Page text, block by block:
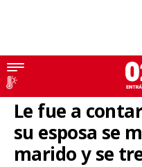
Infidelidad
Le fue a
su esposa se
marido y se